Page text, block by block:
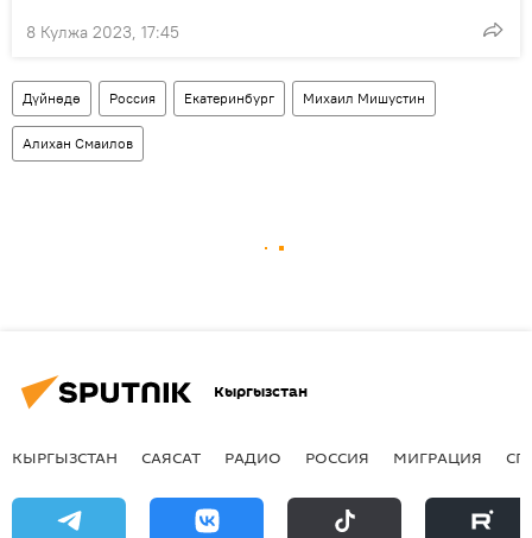
8 Кулжа 2023, 17:45
Дүйнөдө Россия Екатеринбург Михаил Мишустин
Алихан Смаилов
Кыргызстан
КЫРГЫЗСТАН САЯСАТ РАДИО РОССИЯ МИГРАЦИЯ